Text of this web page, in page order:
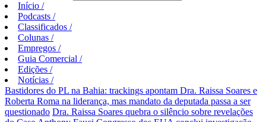
Início /
Podcasts /
Classificados /
Colunas /
Empregos /
Guia Comercial /
Edições /
Notícias /
Bastidores do PL na Bahia: trackings apontam Dra. Raissa Soares e
Roberta Roma na liderança, mas mandato da deputada passa a ser
questionado Dra. Raissa Soares quebra o silêncio sobre revelações